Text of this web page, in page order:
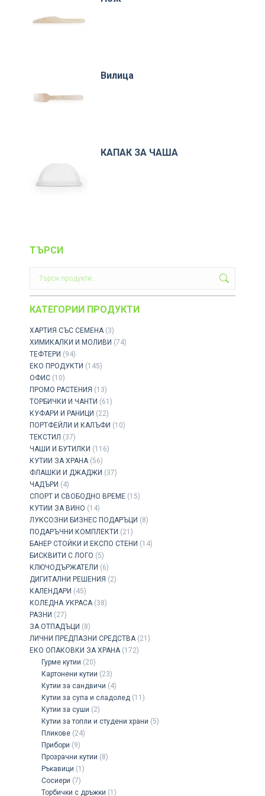
Вилица
КАПАК ЗА ЧАША
ТЪРСИ
КАТЕГОРИИ ПРОДУКТИ
ХАРТИЯ СЪС СЕМЕНА (3)
ХИМИКАЛКИ И МОЛИВИ (74)
ТЕФТЕРИ (94)
ЕКО ПРОДУКТИ (145)
ОФИС (10)
ПРОМО РАСТЕНИЯ (13)
ТОРБИЧКИ И ЧАНТИ (61)
КУФАРИ И РАНИЦИ (22)
ПОРТФЕЙЛИ И КАЛЪФИ (10)
ТЕКСТИЛ (37)
ЧАШИ И БУТИЛКИ (116)
КУТИИ ЗА ХРАНА (56)
ФЛАШКИ И ДЖАДЖИ (37)
ЧАДЪРИ (4)
СПОРТ И СВОБОДНО ВРЕМЕ (15)
КУТИИ ЗА ВИНО (14)
ЛУКСОЗНИ БИЗНЕС ПОДАРЪЦИ (8)
ПОДАРЪЧНИ КОМПЛЕКТИ (21)
БАНЕР СТОЙКИ И ЕКСПО СТЕНИ (14)
БИСКВИТИ С ЛОГО (5)
КЛЮЧОДЪРЖАТЕЛИ (6)
ДИГИТАЛНИ РЕШЕНИЯ (2)
КАЛЕНДАРИ (45)
КОЛЕДНА УКРАСА (38)
РАЗНИ (27)
ЗА ОТПАДЪЦИ (8)
ЛИЧНИ ПРЕДПАЗНИ СРЕДСТВА (21)
ЕКО ОПАКОВКИ ЗА ХРАНА (172)
Гурме кутии (20)
Картонени кутии (23)
Кутии за сандвичи (4)
Кутии за супа и сладолед (11)
Кутии за суши (2)
Кутии за топли и студени храни (5)
Пликове (24)
Прибори (9)
Прозрачни кутии (8)
Ръкавици (1)
Сосиери (7)
Торбички с дръжки (1)